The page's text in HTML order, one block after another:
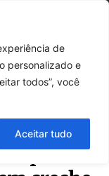
de
personalizado e
todos”, você
Aceitar tudo
por